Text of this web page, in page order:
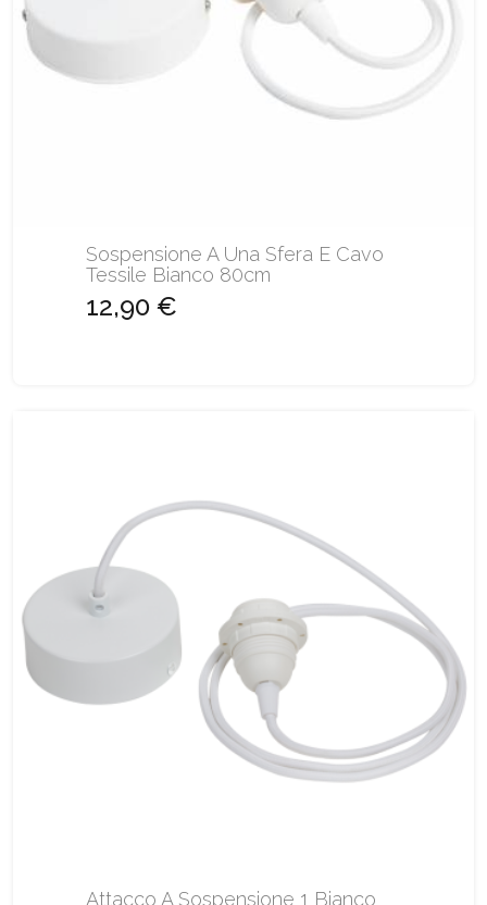
Sospensione A Una Sfera E Cavo
Tessile Bianco 80cm
12,90 €
Attacco A Sospensione 1 Bianco